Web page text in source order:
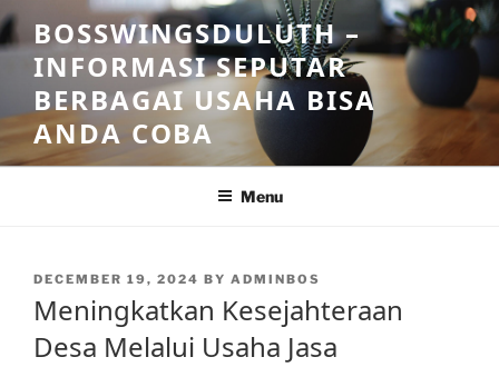
Skip
to
content
BOSSWINGSDULUTH –
INFORMASI SEPUTAR
BERBAGAI USAHA BISA
ANDA COBA
Menu
POSTED
DECEMBER 19, 2024 BY ADMINBOS
Meningkatkan Kesejahteraan
Desa Melalui Usaha Jasa